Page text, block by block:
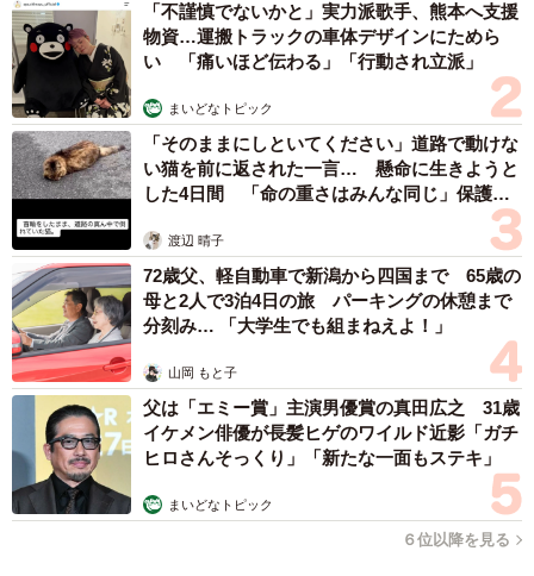
「不謹慎でないかと」実力派歌手、熊本へ支援
物資…運搬トラックの車体デザインにためら
い 「痛いほど伝わる」「行動され立派」
まいどなトピック
「そのままにしといてください」道路で動けな
い猫を前に返された一言… 懸命に生きようと
した4日間 「命の重さはみんな同じ」保護団
渡辺 晴子
72歳父、軽自動車で新潟から四国まで 65歳の
母と2人で3泊4日の旅 パーキングの休憩まで
分刻み… 「大学生でも組まねえよ！」
山岡 もと子
父は「エミー賞」主演男優賞の真田広之 31歳
イケメン俳優が長髪ヒゲのワイルド近影「ガチ
ヒロさんそっくり」「新たな一面もステキ」
まいどなトピック
６位以降を見る